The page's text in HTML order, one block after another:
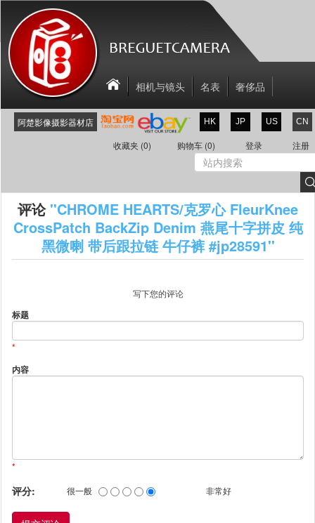
CN
US
JP
HK
阿楚影像摄影器材店
注册
登录
购物车 (0)
收藏夹 (0)
相机与镜头 名表
奢侈品
相机配件
关于我们
联系我们
新商品
折扣区
评论 CHROME HEARTS/克罗心 FleurKnee
CrossPatch BackZip Denim 燕尾十字拼皮 纯
黑微喇 带后跟拉链 牛仔裤 #jp28591
写下您的评论
标题
*
内容
*
评分: 很一般 非常好